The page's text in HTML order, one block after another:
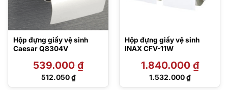
Hộp đựng giấy vệ sinh
Caesar Q8304V
539.000₫
Giá
512.050₫
Giá
Hộp đựng giấy vệ sinh
INAX CFV-11W
1.840.000₫
Giá
1.532.000₫
Giá